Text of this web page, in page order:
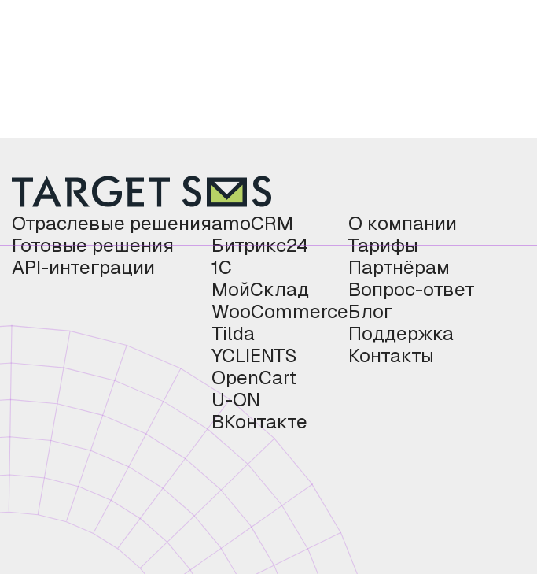
Отраслевые решения
Готовые решения
API-интеграции
amoCRM
Битрикс24
1С
МойСклад
WooCommerce
Tilda
YCLIENTS
OpenCart
U-ON
ВКонтакте
О компании
Тарифы
Партнёрам
Вопрос-ответ
Блог
Поддержка
Контакты